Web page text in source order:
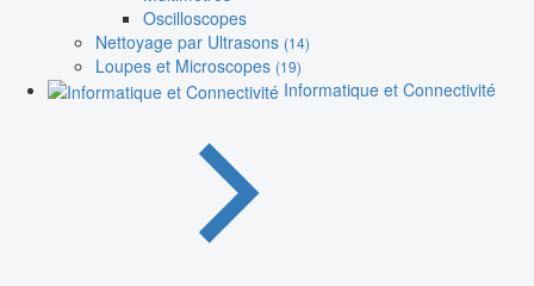
Oscilloscopes
Nettoyage par Ultrasons (14)
Loupes et Microscopes (19)
Informatique et Connectivité